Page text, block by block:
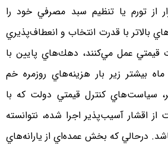
از تورم يا تنظيم سبد مصرفي خود را
بالاتر با قدرت انتخاب و انعطاف‌پذيري
قيمتي عمل مي‌كنند، دهك‌هاي پايين با
بيشتر زير بار هزينه‌هاي روزمره خم
سياست‌هاي كنترل قيمتي دولت كه با
اقشار آسيب‌پذير اجرا شده، نتوانسته
درحالي كه بخش عمده‌اي از يارانه‌هاي